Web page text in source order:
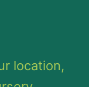
location,